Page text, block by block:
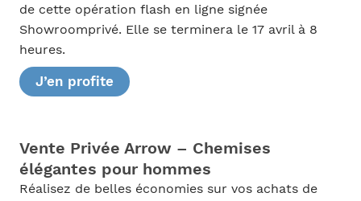
de cette opération flash en ligne signée
Showroomprivé. Elle se terminera le 17 avril à 8
heures.
J’en profite
Vente Privée Arrow – Chemises
élégantes pour hommes
Réalisez de belles économies sur vos achats de